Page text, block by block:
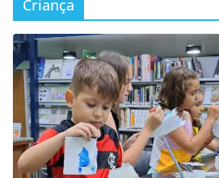
Criança